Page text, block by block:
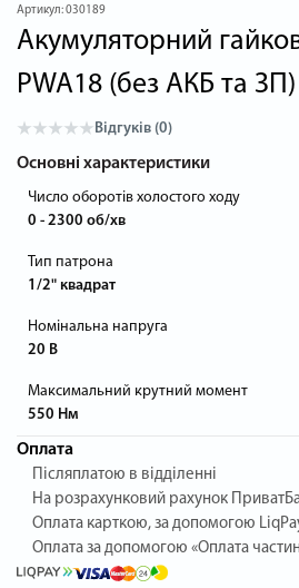
Артикул:030189
Акумуляторний
PWA18 (без АКБ та ЗП)
Відгуків (0)
Основні характеристики
Число оборотів холостого ходу
0 - 2300 об/хв
Тип патрона
1/2" квадрат
Номінальна напруга
20 В
Максимальний крутний момент
550 Нм
Оплата
Післяплатою в відділенні
На розрахунковий рахунок
Оплата карткою, за допомогою
Оплата за допомогою «Оплата